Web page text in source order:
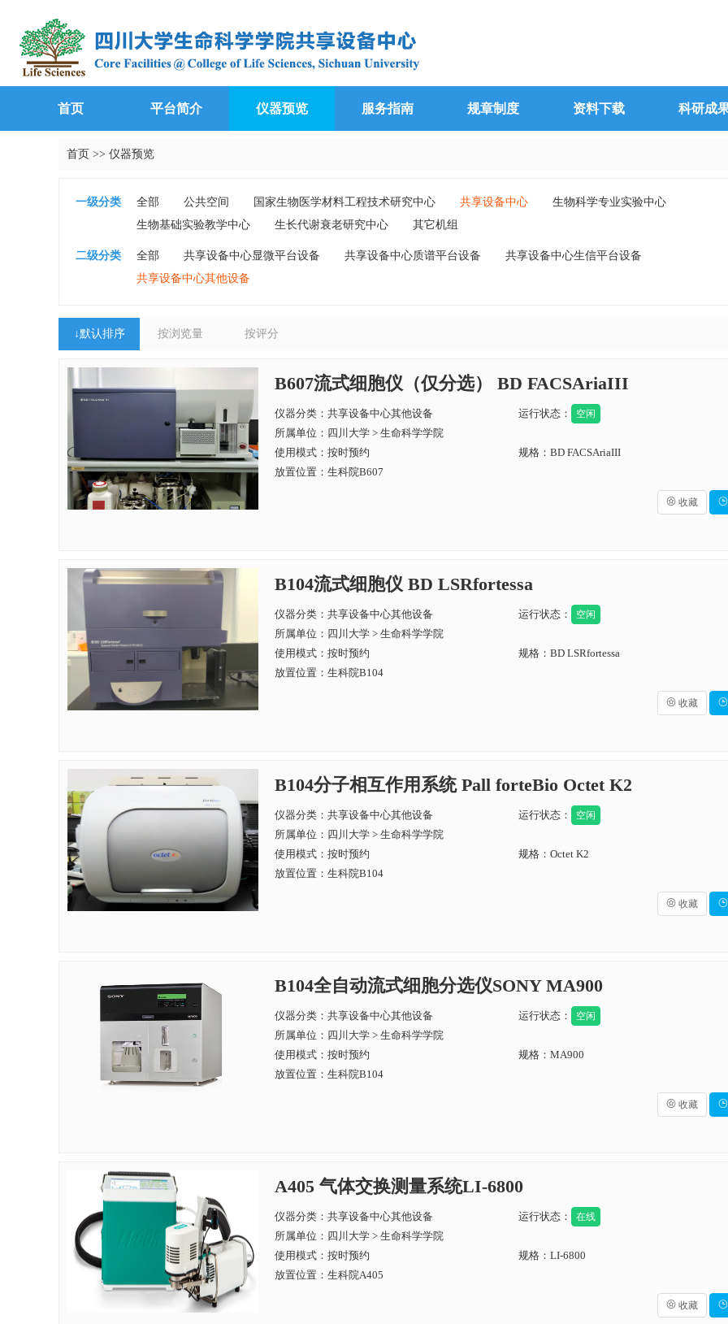
首页 平台简介 仪器预览 服务指南 规章制度 资料下载 科研成
首页 >> 仪器预览
一级分类 全部 公共空间 国家生物医学材料工程技术研究中心 共享设备中心
生物科学专业实验中心
生物基础实验教学中心
生长代谢衰老研究中心 其它机组
二级分类 全部 共享设备中心显微平台设备 共享设备中心质谱平台设备
共享设备中心生信平台设备
共享设备中心其他设备
↓默认排序 按浏览量 按评分
B607流式细胞仪（仅分选） BD FACSAriaIII
仪器分类：共享设备中心其他设备 运行状态： 空闲
所属单位： 四川大学 > 生命科学学院
使用模式：按时预约
规格：BD FACSAriaIII
放置位置：生科院B607
 收藏 
B104流式细胞仪 BD LSRfortessa
仪器分类：共享设备中心其他设备 运行状态： 空闲
所属单位： 四川大学 > 生命科学学院
使用模式：按时预约
规格：BD LSRfortessa
放置位置：生科院B104
 收藏 
B104分子相互作用系统 Pall forteBio Octet K2
仪器分类：共享设备中心其他设备 运行状态： 空闲
所属单位： 四川大学 > 生命科学学院
使用模式：按时预约
规格：Octet K2
放置位置：生科院B104
 收藏 
B104全自动流式细胞分选仪SONY MA900
仪器分类：共享设备中心其他设备 运行状态： 空闲
所属单位： 四川大学 > 生命科学学院
使用模式：按时预约
规格：MA900
放置位置：生科院B104
 收藏 
A405 气体交换测量系统LI-6800
仪器分类：共享设备中心其他设备 运行状态： 在线
所属单位： 四川大学 > 生命科学学院
使用模式：按时预约
规格：LI-6800
放置位置：生科院A405
 收藏 